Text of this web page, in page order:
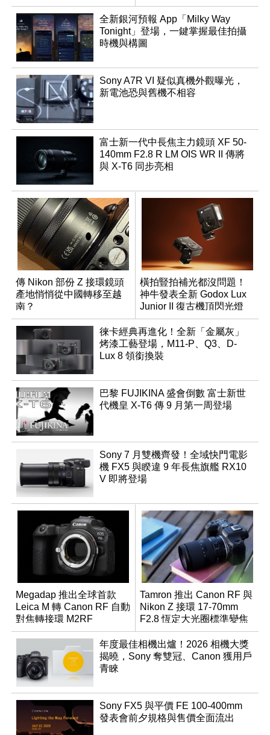
製
全新銀河預報 App「Milky Way
Tonight」登場，一鍵掌握最佳拍攝
時機與構圖
Sony A7R VI 疑似真機外觀曝光，
新電池恐與舊機不相容
富士新一代中長焦主力鏡頭 XF 50-
140mm F2.8 R LM OIS WR II 傳將
與 X-T6 同步亮相
傳 Nikon 部份 Z 接環鏡頭
產地悄悄從中國轉移至越
南？
橫拍豎拍補光都沒問題！
神牛發表全新 Godox Lux
Junior II 復古機頂閃光燈
徠卡經典再進化！全新「金屬灰」
烤漆工藝登場，M11-P、Q3、D-
Lux 8 領銜換裝
巴黎 FUJIKINA 盛會倒數 富士新世
代機皇 X-T6 傳 9 月第一周登場
Sony 7 月雙機齊發！全域快門電影
機 FX5 與睽違 9 年長焦旗艦 RX10
V 即將登場
Megadap 推出全球首款
Leica M 轉 Canon RF 自動
對焦轉接環 M2RF
Tamron 推出 Canon RF 與
Nikon Z 接環 17-70mm
F2.8 恆定大光圈標準變焦
鏡
年度最佳相機出爐！2026 相機大獎
揭曉，Sony 奪雙冠、Canon 獲用戶
青睞
Sony FX5 與平價 FE 100-400mm
發表會前夕規格與售價全面流出